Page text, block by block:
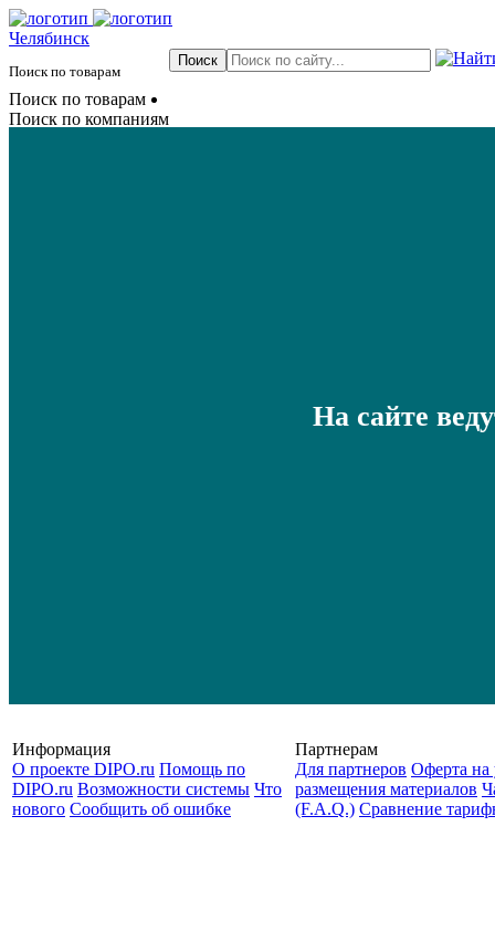
Челябинск
Поиск по товарам
Поиск по товарам
Поиск по компаниям
На сайте
Информация
О проекте DIPO.ru Помощь по
DIPO.ru Возможности системы Что
нового Сообщить об ошибке
Партнерам
Для партнеров Оферта на
размещения материалов
(F.A.Q.) Cравнение